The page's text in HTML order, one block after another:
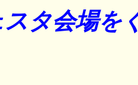
タ会場を